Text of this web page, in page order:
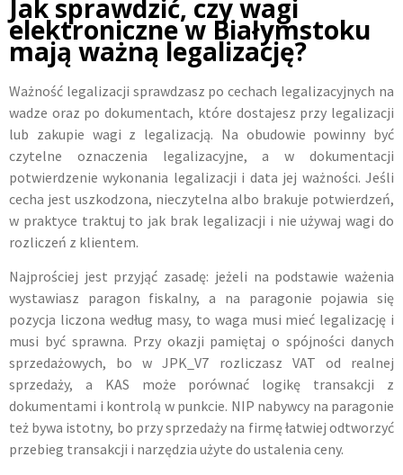
Jak sprawdzić, czy wagi
elektroniczne w Białymstoku
mają ważną legalizację?
Ważność legalizacji sprawdzasz po cechach legalizacyjnych na
wadze oraz po dokumentach, które dostajesz przy legalizacji
lub zakupie wagi z legalizacją. Na obudowie powinny być
czytelne oznaczenia legalizacyjne, a w dokumentacji
potwierdzenie wykonania legalizacji i data jej ważności. Jeśli
cecha jest uszkodzona, nieczytelna albo brakuje potwierdzeń,
w praktyce traktuj to jak brak legalizacji i nie używaj wagi do
rozliczeń z klientem.
Najprościej jest przyjąć zasadę: jeżeli na podstawie ważenia
wystawiasz paragon fiskalny, a na paragonie pojawia się
pozycja liczona według masy, to waga musi mieć legalizację i
musi być sprawna. Przy okazji pamiętaj o spójności danych
sprzedażowych, bo w JPK_V7 rozliczasz VAT od realnej
sprzedaży, a KAS może porównać logikę transakcji z
dokumentami i kontrolą w punkcie. NIP nabywcy na paragonie
też bywa istotny, bo przy sprzedaży na firmę łatwiej odtworzyć
przebieg transakcji i narzędzia użyte do ustalenia ceny.